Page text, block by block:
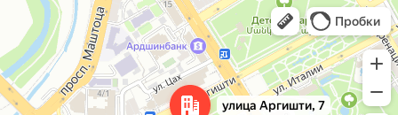
Ереван
Улица Аргишти, 7 — Яндекс Карты